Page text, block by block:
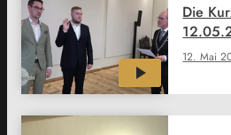
12. Mai
Die